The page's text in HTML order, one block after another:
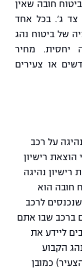
חובה שאין
צד ג'. בכל אחד
של ביטוח נהג
יחסית. מחיר
או צעירים
נהיגה על רכב
הוצאת רישיון
רישיון נהיגה
חובה הוא
שנכנסים לרכב
ברכב שבו אתם
ליידע את
הקבוע
הנהג הצעיר) כמובן